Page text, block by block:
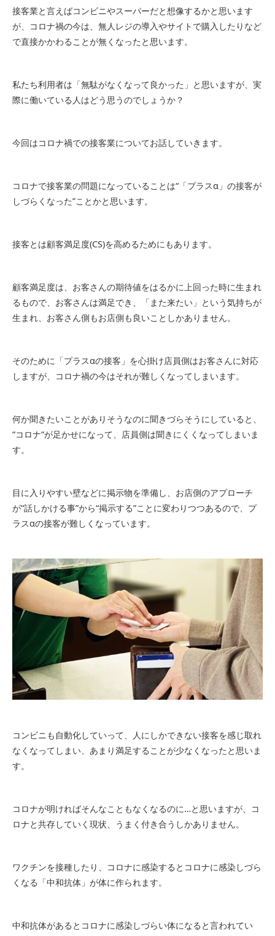
接客業と言えばコンビニやスーパーだと想像するかと思います
が、コロナ禍の今は、無人レジの導入やサイトで購入したりなど
で直接かかわることが無くなったと思います。
私たち利用者は「無駄がなくなって良かった」と思いますが、実
際に働いている人はどう思うのでしょうか？
今回はコロナ禍での接客業についてお話していきます。
コロナで接客業の問題になっていることは“「プラスα」の接客が
しづらくなった”ことかと思います。
接客とは顧客満足度(CS)を高めるためにもあります。
顧客満足度は、お客さんの期待値をはるかに上回った時に生まれ
るもので、お客さんは満足でき、「また来たい」という気持ちが
生まれ、お客さん側もお店側も良いことしかありません。
そのために「プラスαの接客」を心掛け店員側はお客さんに対応
しますが、コロナ禍の今はそれが難しくなってしまいます。
何か聞きたいことがありそうなのに聞きづらそうにしていると、
“コロナ“が足かせになって、店員側は聞きにくくなってしまいま
す。
目に入りやすい壁などに掲示物を準備し、お店側のアプローチ
が“話しかける事”から“掲示する”ことに変わりつつあるので、プ
ラスαの接客が難しくなっています。
コンビニも自動化していって、人にしかできない接客を感じ取れ
なくなってしまい、あまり満足することが少なくなったと思いま
す。
コロナが明ければそんなこともなくなるのに…と思いますが、コ
ロナと共存していく現状、うまく付き合うしかありません。
ワクチンを接種したり、コロナに感染するとコロナに感染しづら
くなる「中和抗体」が体に作られます。
中和抗体があるとコロナに感染しづらい体になると言われてい